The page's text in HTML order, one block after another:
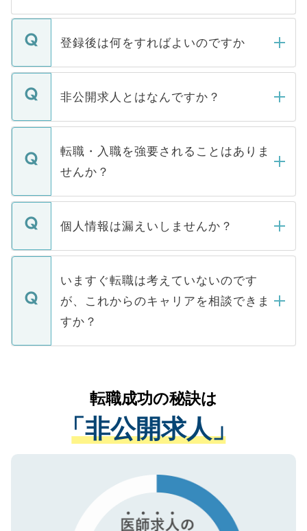
登録後は何をすればよいのですか
ご登録いただきましたら、弊社担当者がご
登録内容を確認し、その後メールもしくは
ます。通常、5営業日以内にはご連絡をせて
いただきますので、しばらくお待ちくださ
非公開求人とはなんですか？
マイナビDOCTORで取り扱っている求人の
うち約3割は、Webサイトからご覧いただ
けない「非公開求人」です。非公開求人は
下記の理由によって、一般には公開してい
ません。
■応募殺到を避けるため 人気のある医療機
関を公にしてしまうと、応募が殺到する場
に、医療機関が求める条件に合った人材の
みを人材紹介会社に依頼するケースが増え
ています。
転職・入職を強要されることはありま
せんか？
転職・入職を強要することは一切ありませ
ん。また、仮に応募先から内定をいただい
定を承諾する必要はありません。内定先へ
の辞退の連絡はキャリアパートナーが行い
個人情報は漏えいしませんか？
個人情報が漏えいすることはありませんの
で、ご安心ください。当サイトからの登録
などで収集したご登録者様の個人情報は、
ご本人のキャリアアップおよび転職活動の
支援を目的に使用いたします。お預かりし
ているすべての個人データはご本人の許可
は、個人情報の取り扱いについての厳密な
管理基準を満たした事業者のみに付与され
る、プライバシーマークを取得済みです。
で、機密保持に関してもご安心ください。
いますぐ転職は考えていないのです
が、これからのキャリアを相談できま
すか？
かがいして、現在の医療機関の状況や紹介
経験をまじえながら、適切なアドバイスを
させていただきます。すぐにご転職をされ
ない方には、長期的なサポートが可能です
ので、まずはご登録ください。
転職成功の秘訣は
「非公開求人」